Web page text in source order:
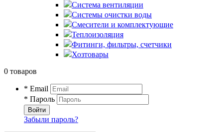
Система вентиляции
Системы очистки воды
Смесители и комплектующие
Теплоизоляция
Фитинги, фильтры, счетчики
Хозтовары
0 товаров
* Email
* Пароль
Войти
Забыли пароль?